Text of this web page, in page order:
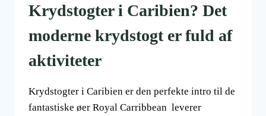
Krydstogter i Caribien? Det
moderne krydstogt er fuld af
aktiviteter
Krydstogter i Caribien er den perfekte intro til de
fantastiske øer Royal Carribbean leverer